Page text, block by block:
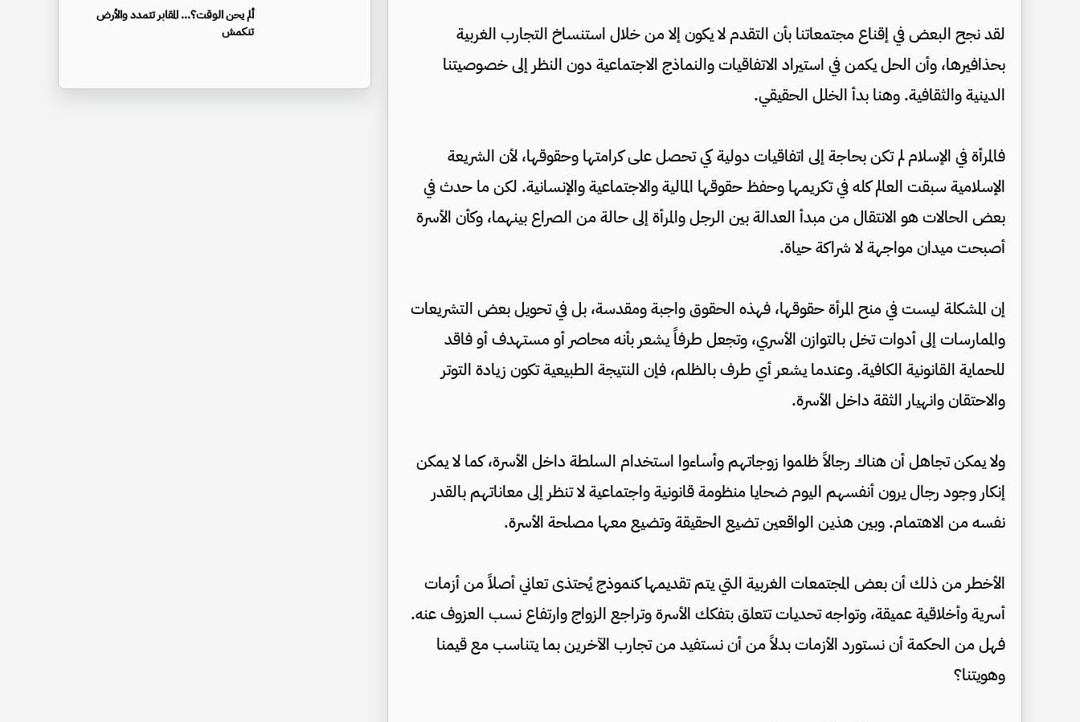
لقد نجح البعض في إقناع مجتمعاتنا بأن التقدم لا يكون إلا من خلال استنساخ التجارب الغربية
بحذافيرها، وأن الحل يكمن في استيراد الاتفاقيات والنماذج الاجتماعية دون النظر إلى خصوصيتنا
الدينية والثقافية. وهنا بدأ الخلل الحقيقي.
فالمرأة في الإسلام لم تكن بحاجة إلى اتفاقيات دولية كي تحصل على كرامتها وحقوقها، لأن الشريعة
الإسلامية سبقت العالم كله في تكريمها وحفظ حقوقها المالية والاجتماعية والإنسانية. لكن ما حدث في
بعض الحالات هو الانتقال من مبدأ العدالة بين الرجل والمرأة إلى حالة من الصراع بينهما، وكأن الأسرة
أصبحت ميدان مواجهة لا شراكة حياة.
إن المشكلة ليست في منح المرأة حقوقها، فهذه الحقوق واجبة ومقدسة، بل في تحويل بعض التشريعات
والممارسات إلى أدوات تخل بالتوازن الأسري، وتجعل طرفاً يشعر بأنه محاصر أو مستهدف أو فاقد
للحماية القانونية الكافية. وعندما يشعر أي طرف بالظلم، فإن النتيجة الطبيعية تكون زيادة التوتر
والاحتقان وانهيار الثقة داخل الأسرة.
ولا يمكن تجاهل أن هناك رجالاً ظلموا زوجاتهم وأساءوا استخدام السلطة داخل الأسرة، كما لا يمكن
إنكار وجود رجال يرون أنفسهم اليوم ضحايا منظومة قانونية واجتماعية لا تنظر إلى معاناتهم بالقدر
نفسه من الاهتمام. وبين هذين الواقعين تضيع الحقيقة وتضيع معها مصلحة الأسرة.
الأخطر من ذلك أن بعض المجتمعات الغربية التي يتم تقديمها كنموذج يُحتذى تعاني أصلاً من أزمات
أسرية وأخلاقية عميقة، وتواجه تحديات تتعلق بتفكك الأسرة وتراجع الزواج وارتفاع نسب العزوف عنه.
فهل من الحكمة أن نستورد الأزمات بدلاً من أن نستفيد من تجارب الآخرين بما يتناسب مع قيمنا
وهويتنا؟
ألم يحن الوقت؟... المقابر تتمدد والأرض
تنكمش